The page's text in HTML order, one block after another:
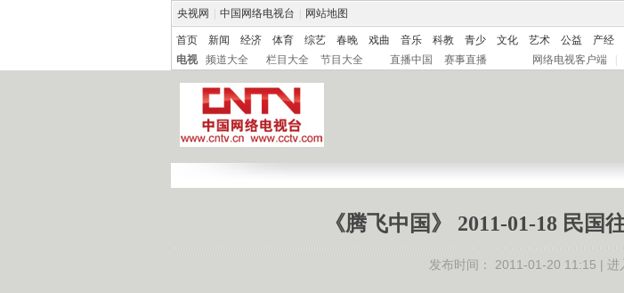
央视网 中国网络电视台 网站地图
首页 新闻 经济 体育 综艺 春晚 戏曲 音乐 科教 青少 文化 艺术 公益 产经
电视
频道大全 栏目大全 节目大全 直播中国 赛事直播 网络电视客户端
《腾飞中国》 2011-01-18 民
发布时间： 2011-01-20 11:15 | 进